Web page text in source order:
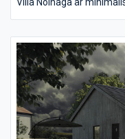
husets speciella
välkomnande känsla. I
badrum med dusch och
sovrummen. Här finns
kontor eller plats för
efter era behov och
Boyta: 138,1 m2